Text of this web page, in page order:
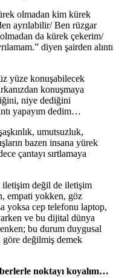
olmadan kim kürek
ayrılabilir/ Ben rüzgar
da kürek çekerim/
diyen şairden alıntı
yüze konuşabilecek
konuşmaya
niye dediğini
yapayım dedim…
umutsuzluk,
bazen insana yürek
çantayı sırtlamaya
iletişim değil de iletişim
empati yokken, göz
yoksa cep telefonu laptop,
ve bu dijital dünya
bu durum duygusal
göre değilmiş demek
noktayı koyalım…